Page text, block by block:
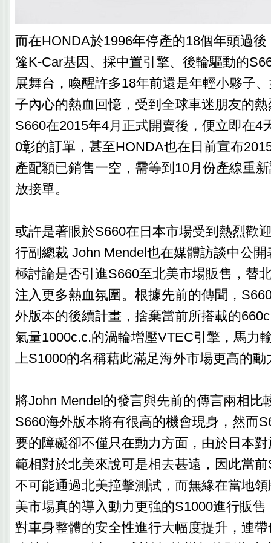
而在HONDA於1996年停產的18個年頭過
篷K-Car基因、採中置引擎、後輪驅動的
展舞台，喚醒許多18年前還是年輕小夥子
子內心的熱血回憶，受到全球車迷朋友的
S660在2015年4月正式開賣後，便立即在4
0彰的訂單，甚至HONDA也在日前宣布
產配額已銷售一空，需等到10月份產線重
放接單。
或許是著眼於S660在日本市場受到熱烈歡
行副總裁 John Mendel也在媒體訪談中公
極討論是否引進S660至北美市場販售，替
注入更多熱血氛圍。根據先前的傳聞，
外版本的後續計畫，捨棄當前所搭載的
氣量1000c.c.的渦輪增壓VTEC引擎，馬力
上S1000的名稱藉此滿足海外市場更高的動
將John Mendel的發言與先前的傳言兩相比
S660海外版本將有很高的機會現身，然而
要的障礙卻不僅只在動力方面，由於日本
範相對於北美來說可是相去甚遠，因此當
不可能通過北美撞擊測試，而無緣在當地
美市場真的導入動力更強的S1000進行販
對車身整體的安全性進行大幅度提升，連